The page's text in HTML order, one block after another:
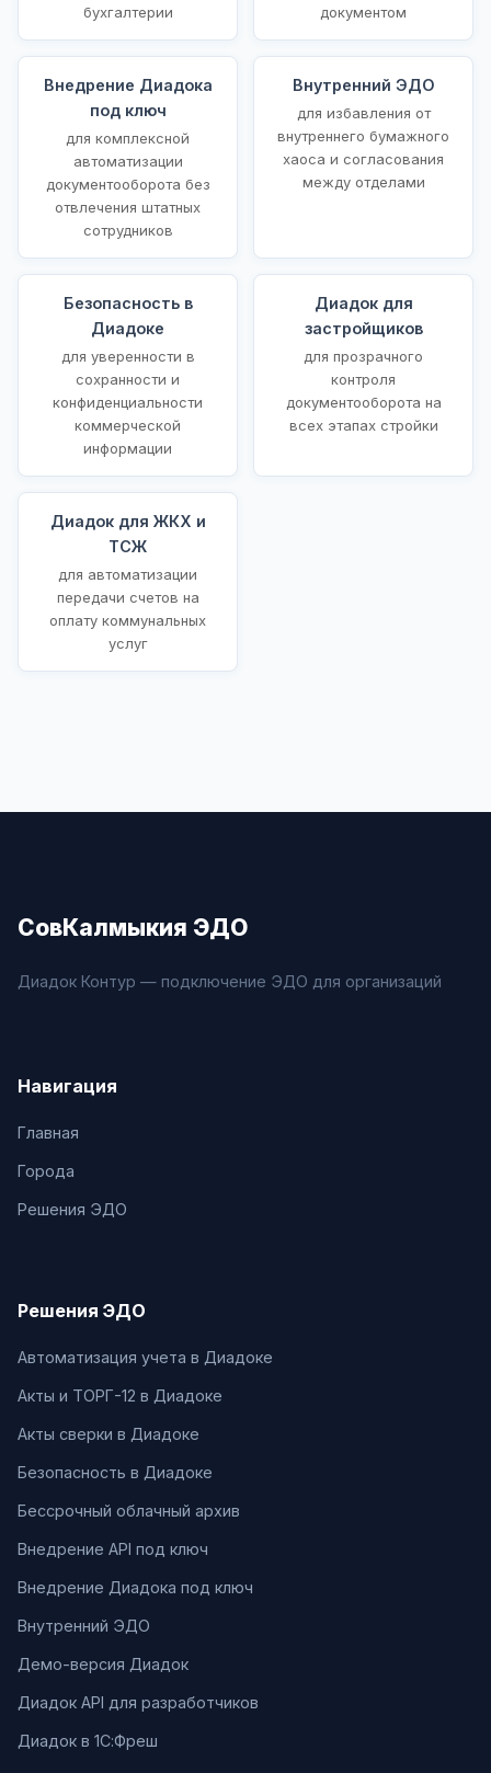
бухгалтерии
документом
Внедрение Диадока
под ключ
для комплексной
автоматизации
документооборота без
отвлечения штатных
сотрудников
Внутренний ЭДО
для избавления от
внутреннего бумажного
хаоса и согласования
между отделами
Безопасность в
Диадоке
для уверенности в
сохранности и
конфиденциальности
коммерческой
информации
Диадок для
застройщиков
для прозрачного
контроля
документооборота на
всех этапах стройки
Диадок для ЖКХ и
ТСЖ
для автоматизации
передачи счетов на
оплату коммунальных
услуг
СовКалмыкия ЭДО
Диадок Контур — подключение ЭДО для организаций
Навигация
Главная
Города
Решения ЭДО
Решения ЭДО
Автоматизация учета в Диадоке
Акты и ТОРГ-12 в Диадоке
Акты сверки в Диадоке
Безопасность в Диадоке
Бессрочный облачный архив
Внедрение API под ключ
Внедрение Диадока под ключ
Внутренний ЭДО
Демо-версия Диадок
Диадок API для разработчиков
Диадок в 1С:Фреш